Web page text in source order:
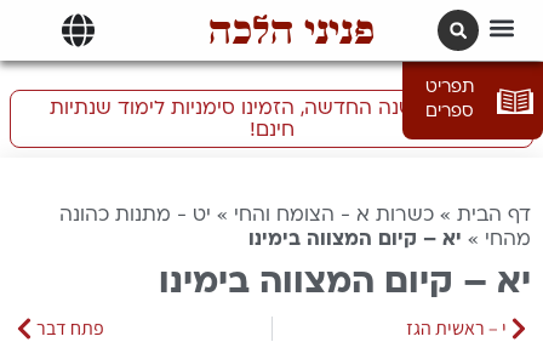
פניני הלכה
תפריט
ספרים
התכוננו לשנה החדשה, הזמינו סימניות לימוד שנתיות
חינם!
דף הבית » כשרות א - הצומח והחי » יט - מתנות כהונה
מהחי » יא – קיום המצווה בימינו
יא – קיום המצווה בימינו
י – ראשית הגז פתח דבר